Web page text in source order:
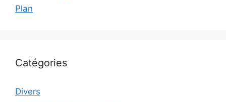
Plan
Catégories
Divers